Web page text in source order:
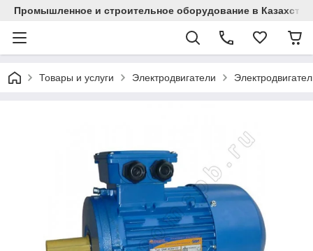
Промышленное и строительное оборудование в
Товары и услуги Электродвигатели